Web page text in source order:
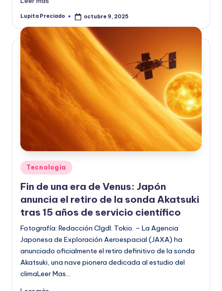
Publicado
Lupita Preciado octubre 9, 2025
Publicado
en
Tecnologia
Fin de una era de Venus: Japón
anuncia el retiro de la sonda Akatsuki
tras 15 años de servicio científico
Fotografía: Redacción CIgdl. Tokio. – La Agencia
Japonesa de Exploración Aeroespacial (JAXA) ha
anunciado oficialmente el retiro definitivo de la sonda
Akatsuki, una nave pionera dedicada al estudio del
climaLeer Mas…